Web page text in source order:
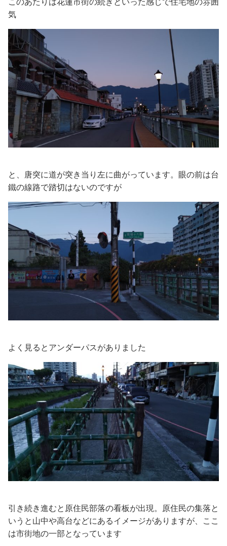
気
と、唐突に道が突き当り左に曲がっています。眼の前は台
鐵の線路で踏切はないのですが
よく見るとアンダーパスがありました
引き続き進むと原住民部落の看板が出現。原住民の集落と
いうと山中や高台などにあるイメージがありますが、ここ
は市街地の一部となっています